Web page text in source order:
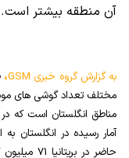
آن منطقه بیشتر است.
به گزارش گروه خبری GSM،
مختلف تعداد گوشی های
مناطق انگلستان است که